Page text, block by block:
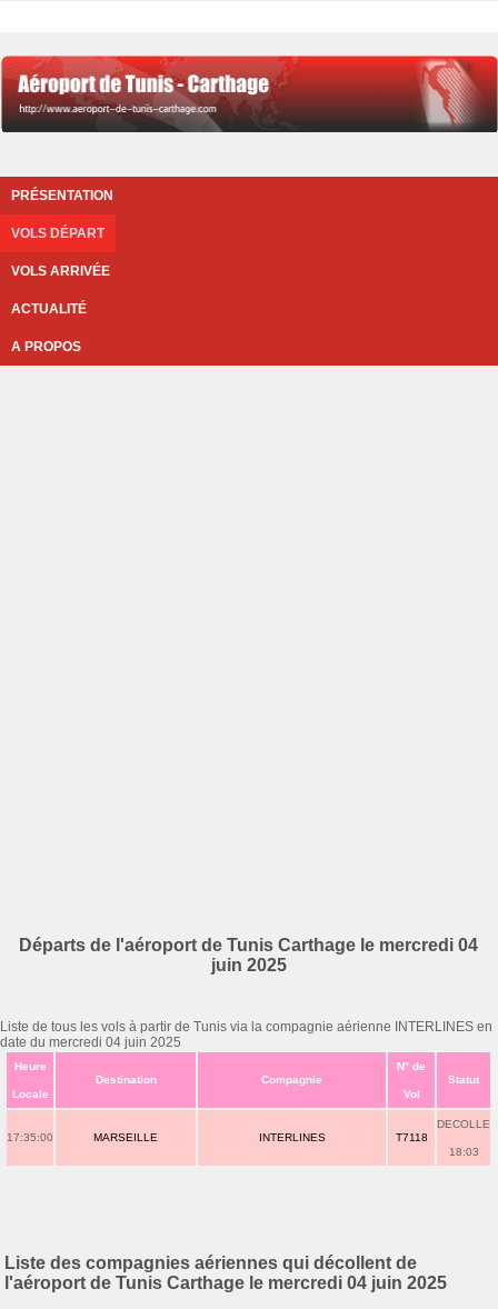
PRÉSENTATION
VOLS DÉPART
VOLS ARRIVÉE
ACTUALITÉ
A PROPOS
Départs de l'aéroport de Tunis Carthage le mercredi 04
juin 2025
Liste de tous les vols à partir de Tunis via la compagnie aérienne INTERLINES en
date du mercredi 04 juin 2025
Heure
Locale
Destination Compagnie
N° de
Vol
Statut
17:35:00 MARSEILLE INTERLINES T7118
DECOLLE
18:03
Liste des compagnies aériennes qui décollent de
l'aéroport de Tunis Carthage le mercredi 04 juin 2025